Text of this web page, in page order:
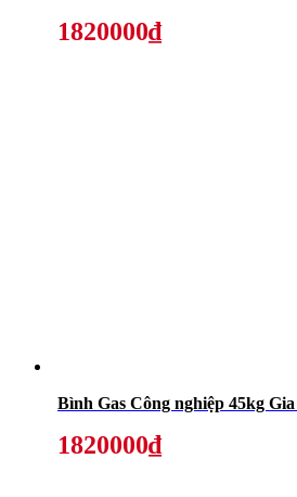
1820000₫
Bình Gas Công nghiệp 45kg
1820000₫